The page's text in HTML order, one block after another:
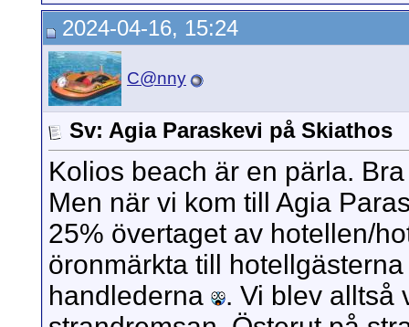
2024-04-16, 15:24
C@nny
Sv: Agia Paraskevi på Skiathos
Kolios beach är en pärla.
Men när vi kom till Agia
25% övertaget av hotellen/
öronmärkta till
handlederna
. Vi blev alltså